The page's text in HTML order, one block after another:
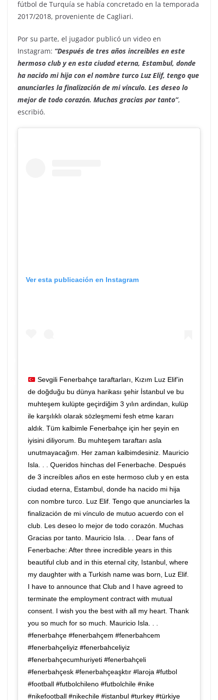
fútbol de Turquía se había concretado en la temporada
2017/2018, proveniente de Cagliari.
Por su parte, el jugador publicó un video en
Instagram: “Después de tres años increíbles en este
hermoso club y en esta ciudad eterna, Estambul, donde
ha nacido mi hija con el nombre turco Luz Elif, tengo que
anunciarles la finalización de mi vínculo. Les deseo lo
mejor de todo corazón. Muchas gracias por tanto”,
escribió.
Ver esta publicación en Instagram
Sevgili Fenerbahçe taraftarları, Kızım Luz Elif’in
de doğduğu bu dünya harikası şehir İstanbul ve bu
muhteşem kulüpte geçirdiğim 3 yılın ardindan, kulüp
ile karşılıklı olarak sözleşmemi fesh etme kararı
aldık. Tüm kalbimle Fenerbahçe için her şeyin en
iyisini diliyorum. Bu muhteşem taraftarı asla
unutmayacağım. Her zaman kalbimdesiniz. Mauricio
Isla. . . Queridos hinchas del Fenerbache. Después
de 3 increíbles años en este hermoso club y en esta
ciudad eterna, Estambul, donde ha nacido mi hija
con nombre turco. Luz Elif. Tengo que anunciarles la
finalización de mi vínculo de mutuo acuerdo con el
club. Les deseo lo mejor de todo corazón. Muchas
Gracias por tanto. Mauricio Isla. . . Dear fans of
Fenerbache: After three incredible years in this
beautiful club and in this eternal city, Istanbul, where
my daughter with a Turkish name was born, Luz Elif.
I have to announce that Club and I have agreed to
terminate the employment contract with mutual
consent. I wish you the best with all my heart. Thank
you so much for so much. Mauricio Isla. . .
#fenerbahçe #fenerbahçem #fenerbahcem
#fenerbahçeliyiz #fenerbahceliyiz
#fenerbahçecumhuriyeti #fenerbahçeli
#fenerbahçesk #fenerbahçeaşktır #laroja #futbol
#football #futbolchileno #futbolchile #nike
#nikefootball #nikechile #istanbul #turkey #türkiye